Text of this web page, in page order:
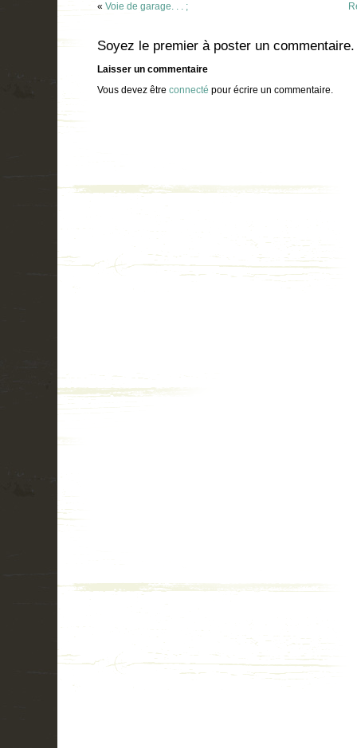
« Voie de garage. . . ;
Soyez le premier à poster un commentaire.
Laisser un commentaire
Vous devez être connecté pour écrire un commentaire.